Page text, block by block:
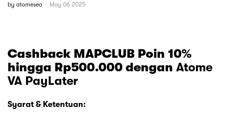
by atomeseo May 06 2025
Cashback MAPCLUB Poin 10%
hingga Rp500.000 dengan Atome
VA PayLater
Syarat & Ketentuan: